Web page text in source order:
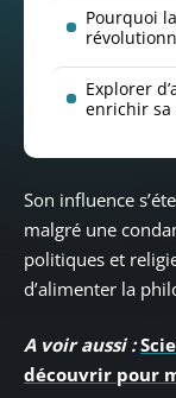
Pourquoi
Explorer
enrichir sa
Son influence
malgré une
politiques et
d’alimenter la
A voir aussi :
découvrir pour